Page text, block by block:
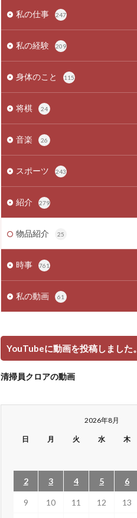
私の仕事 247
私の経験 209
身体のこと 115
将棋 24
音楽 26
スポーツ 243
紹介 279
物品紹介 25
時事 761
私の動画 61
YouTubeに動画を投稿しました。
清掃員クロアの動画
2026年8月
日 月 火 水 木
2 3 4 5 6
9 10 11 12 13